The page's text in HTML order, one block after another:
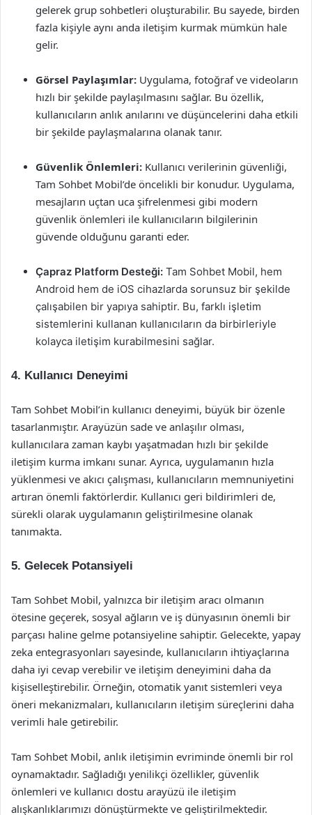
gelerek grup sohbetleri oluşturabilir. Bu sayede, birden
fazla kişiyle aynı anda iletişim kurmak mümkün hale
gelir.
Görsel Paylaşımlar: Uygulama, fotoğraf ve videoların
hızlı bir şekilde paylaşılmasını sağlar. Bu özellik,
kullanıcıların anlık anılarını ve düşüncelerini daha etkili
bir şekilde paylaşmalarına olanak tanır.
Güvenlik Önlemleri: Kullanıcı verilerinin güvenliği,
Tam Sohbet Mobil’de öncelikli bir konudur. Uygulama,
mesajların uçtan uca şifrelenmesi gibi modern
güvenlik önlemleri ile kullanıcıların bilgilerinin
güvende olduğunu garanti eder.
Çapraz Platform Desteği: Tam Sohbet Mobil, hem
Android hem de iOS cihazlarda sorunsuz bir şekilde
çalışabilen bir yapıya sahiptir. Bu, farklı işletim
sistemlerini kullanan kullanıcıların da birbirleriyle
kolayca iletişim kurabilmesini sağlar.
4. Kullanıcı Deneyimi
Tam Sohbet Mobil’in kullanıcı deneyimi, büyük bir özenle
tasarlanmıştır. Arayüzün sade ve anlaşılır olması,
kullanıcılara zaman kaybı yaşatmadan hızlı bir şekilde
iletişim kurma imkanı sunar. Ayrıca, uygulamanın hızla
yüklenmesi ve akıcı çalışması, kullanıcıların memnuniyetini
artıran önemli faktörlerdir. Kullanıcı geri bildirimleri de,
sürekli olarak uygulamanın geliştirilmesine olanak
tanımakta.
5. Gelecek Potansiyeli
Tam Sohbet Mobil, yalnızca bir iletişim aracı olmanın
ötesine geçerek, sosyal ağların ve iş dünyasının önemli bir
parçası haline gelme potansiyeline sahiptir. Gelecekte, yapay
zeka entegrasyonları sayesinde, kullanıcıların ihtiyaçlarına
daha iyi cevap verebilir ve iletişim deneyimini daha da
kişiselleştirebilir. Örneğin, otomatik yanıt sistemleri veya
öneri mekanizmaları, kullanıcıların iletişim süreçlerini daha
verimli hale getirebilir.
Tam Sohbet Mobil, anlık iletişimin evriminde önemli bir rol
oynamaktadır. Sağladığı yenilikçi özellikler, güvenlik
önlemleri ve kullanıcı dostu arayüzü ile iletişim
alışkanlıklarımızı dönüştürmekte ve geliştirilmektedir.